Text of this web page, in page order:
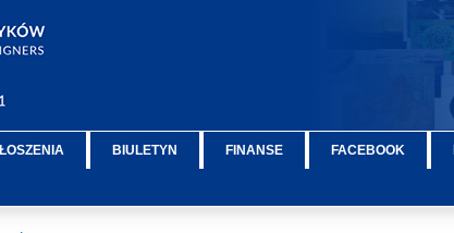
BIULETYN FINANSE FACEBOOK